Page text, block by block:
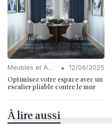
Meubles et Accessoires • 12/06/2025
Optimisez votre espace avec un
escalier pliable contre le mur
À lire aussi